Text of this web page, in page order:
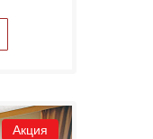
Акция